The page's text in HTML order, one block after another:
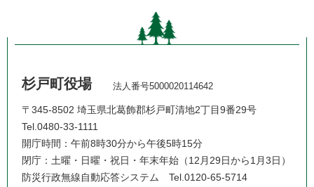
杉戸町役場 法人番号5000020114642
〒345-8502 埼玉県北葛飾郡杉戸町清地2丁目9番29号
Tel.0480-33-1111
開庁時間：午前8時30分から午後5時15分
閉庁：土曜・日曜・祝日・年末年始（12月29日から1月3日）
防災行政無線自動応答システム Tel.0120-65-5714